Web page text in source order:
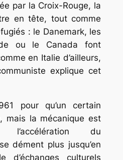
par la Croix-Rouge, la
en tête, tout comme
: le Danemark, les
ou le Canada font
en Italie d’ailleurs,
explique cet
pour qu’un certain
mais la mécanique est
du
dément plus jusqu’en
d’échanges culturels